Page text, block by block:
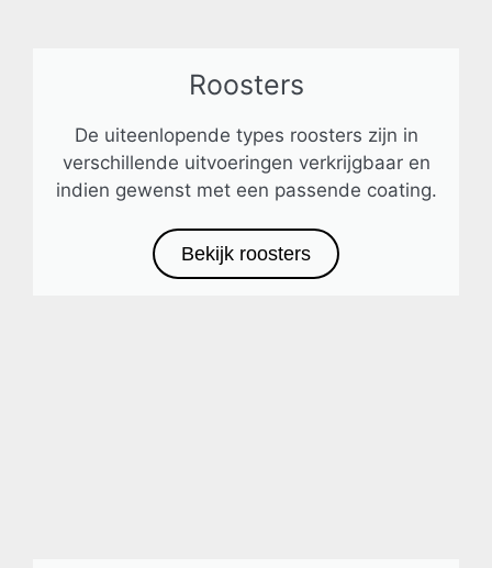
Roosters
De uiteenlopende types roosters zijn in
verschillende uitvoeringen verkrijgbaar en
indien gewenst met een passende coating.
Bekijk roosters